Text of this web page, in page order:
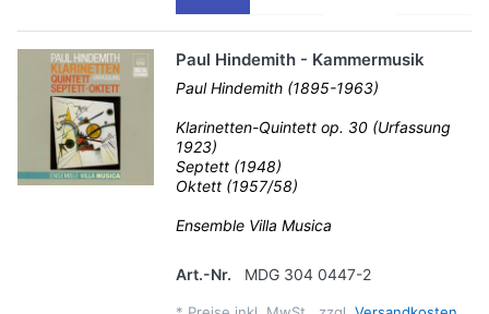
Paul Hindemith - Kammermusik
Paul Hindemith (1895-1963)
Klarinetten-Quintett op. 30 (Urfassung
1923)
Septett (1948)
Oktett (1957/58)
Ensemble Villa Musica
Art.-Nr. MDG 304 0447-2